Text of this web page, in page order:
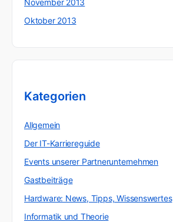
November 2013
Oktober 2013
Kategorien
Allgemein
Der IT-Karriereguide
Events unserer Partnerunternehmen
Gastbeiträge
Hardware: News, Tipps, Wissenswertes
Informatik und Theorie